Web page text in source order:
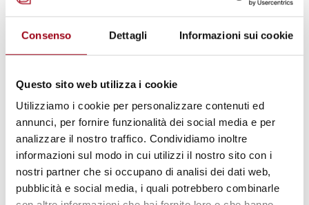
Consenso Dettagli Informazioni sui cookie
Questo sito web utilizza i cookie
Utilizziamo i cookie per personalizzare contenuti ed
annunci, per fornire funzionalità dei social media e per
analizzare il nostro traffico. Condividiamo inoltre
informazioni sul modo in cui utilizzi il nostro sito con i
nostri partner che si occupano di analisi dei dati web,
pubblicità e social media, i quali potrebbero combinarle
ARAB LEAGUE
Arab League Summits dealing with
human rights
01.01.2024